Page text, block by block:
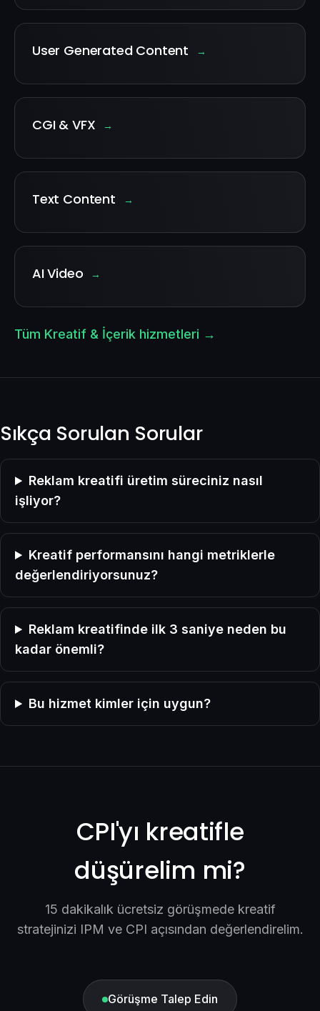
User Generated Content →
CGI & VFX →
Text Content →
AI Video →
Tüm Kreatif & İçerik hizmetleri →
Sıkça Sorulan Sorular
Reklam kreatifi üretim süreciniz nasıl
işliyor?
Kreatif performansını hangi metriklerle
değerlendiriyorsunuz?
Reklam kreatifinde ilk 3 saniye neden bu
kadar önemli?
Bu hizmet kimler için uygun?
CPI'yı kreatifle
düşürelim mi?
15 dakikalık ücretsiz görüşmede kreatif
stratejinizi IPM ve CPI açısından değerlendirelim.
Görüşme Talep Edin